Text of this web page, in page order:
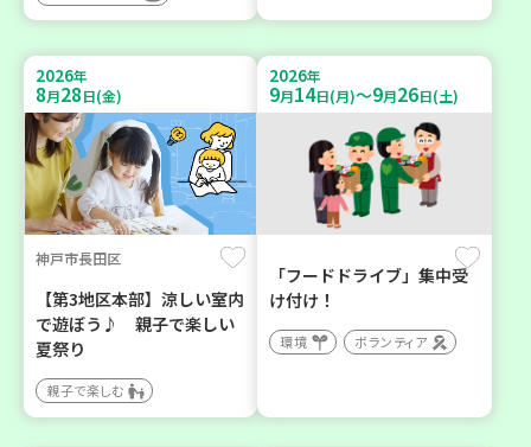
2026年
8月28日(金)
神戸市長田区
【第3地区本部】涼しい室内
で遊ぼう♪ 親子で楽しい
夏祭り
親子で楽しむ
2026年
9月14日(月)～9月26日(土)
「フードドライブ」集中受
け付け！
環境 ボランティア